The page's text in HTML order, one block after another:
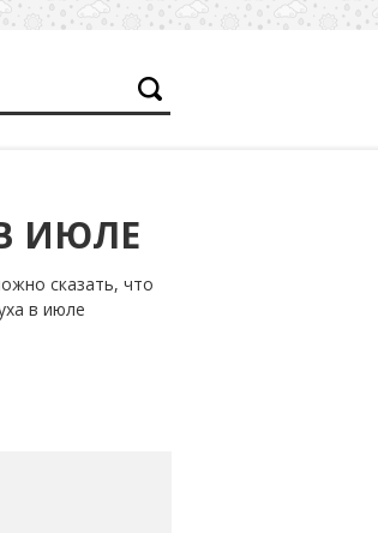
ИЮЛЕ
сказать, что
в июле